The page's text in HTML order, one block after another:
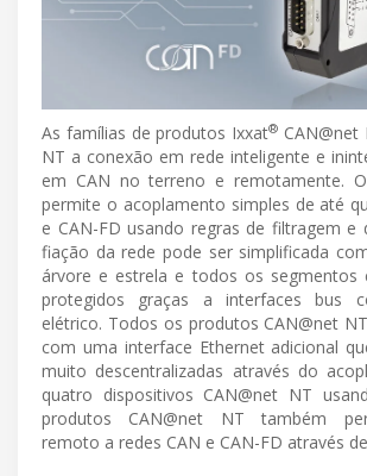
As famílias de produtos Ixxat® CAN@net
NT a conexão em rede inteligente e
em CAN no terreno e remotamente.
permite o acoplamento simples de até
e CAN-FD usando regras de filtragem e
fiação da rede pode ser simplificada
árvore e estrela e todos os segmentos
protegidos graças a interfaces bus
elétrico. Todos os produtos CAN@net
com uma interface Ethernet adicional
muito descentralizadas através do
quatro dispositivos CAN@net NT
produtos CAN@net NT também
remoto a redes CAN e CAN-FD através